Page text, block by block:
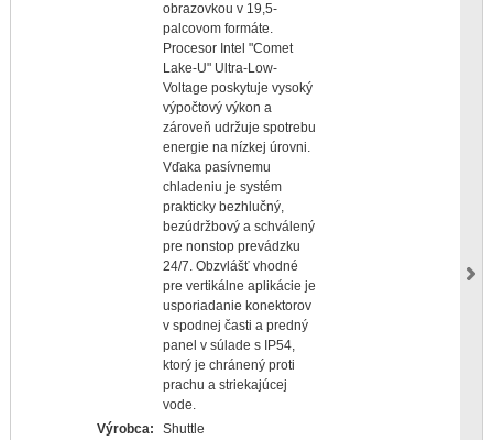
obrazovkou v 19,5-
palcovom formáte.
Procesor Intel "Comet
Lake-U" Ultra-Low-
Voltage poskytuje vysoký
výpočtový výkon a
zároveň udržuje spotrebu
energie na nízkej úrovni.
Vďaka pasívnemu
chladeniu je systém
prakticky bezhlučný,
bezúdržbový a schválený
pre nonstop prevádzku
24/7. Obzvlášť vhodné
pre vertikálne aplikácie je
usporiadanie konektorov
v spodnej časti a predný
panel v súlade s IP54,
ktorý je chránený proti
prachu a striekajúcej
vode.
Výrobca:
Shuttle